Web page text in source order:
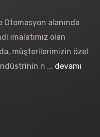
Otomasyon alanında
imalatımız olan
müşterilerimizin özel
n ... devamı